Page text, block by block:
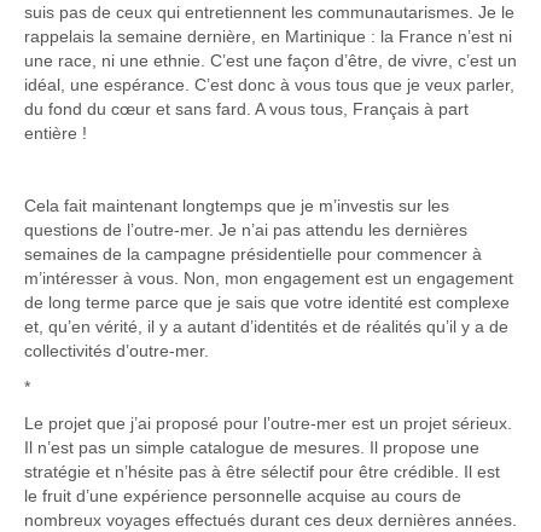
suis pas de ceux qui entretiennent les communautarismes. Je le
rappelais la semaine dernière, en Martinique : la France n’est ni
une race, ni une ethnie. C’est une façon d’être, de vivre, c’est un
idéal, une espérance. C’est donc à vous tous que je veux parler,
du fond du cœur et sans fard. A vous tous, Français à part
entière !
Cela fait maintenant longtemps que je m’investis sur les
questions de l’outre-mer. Je n’ai pas attendu les dernières
semaines de la campagne présidentielle pour commencer à
m’intéresser à vous. Non, mon engagement est un engagement
de long terme parce que je sais que votre identité est complexe
et, qu’en vérité, il y a autant d’identités et de réalités qu’il y a de
collectivités d’outre-mer.
*
Le projet que j’ai proposé pour l’outre-mer est un projet sérieux.
Il n’est pas un simple catalogue de mesures. Il propose une
stratégie et n’hésite pas à être sélectif pour être crédible. Il est
le fruit d’une expérience personnelle acquise au cours de
nombreux voyages effectués durant ces deux dernières années.